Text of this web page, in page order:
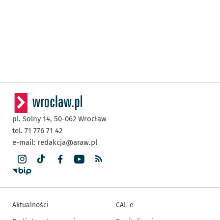
pl. Solny 14, 50-062 Wrocław
tel. 71 776 71 42
e-mail: redakcja@araw.pl
Aktualności
CAL-e